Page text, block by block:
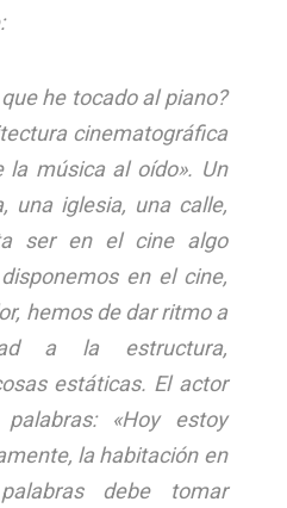
he tocado al piano?
cinematográfica
música al oído». Un
una iglesia, una calle,
ser en el cine algo
en el cine,
hemos de dar ritmo a
a la estructura,
estáticas. El actor
«Hoy estoy
la habitación en
debe tomar